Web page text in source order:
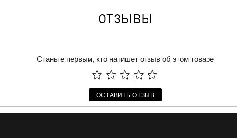
ОТЗЫВЫ
Станьте первым, кто напишет отзыв об этом товаре
ОСТАВИТЬ ОТЗЫВ